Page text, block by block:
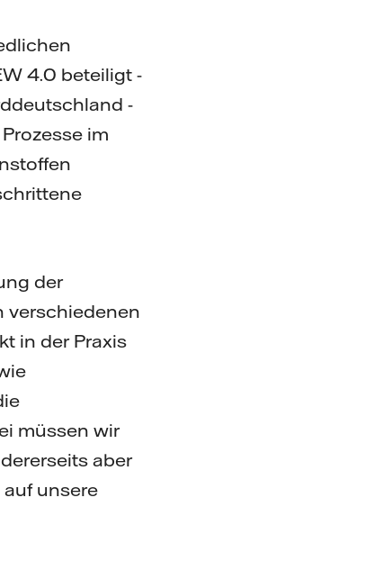
4.0 beteiligt -
-
im
der
verschiedenen
in der Praxis
müssen wir
aber
unsere